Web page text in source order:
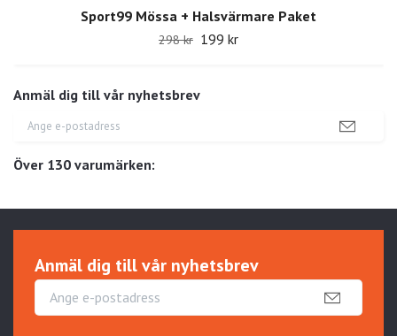
Anmäl dig till vår nyhetsbrev
Över 130 varumärken:
Sport99 Mössa + Halsvärmare Paket
298 kr 199 kr
Anmäl dig till vår nyhetsbrev